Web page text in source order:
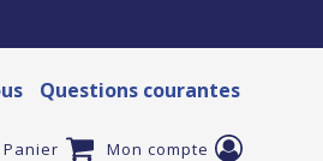
Questions courantes
Panier Mon compte